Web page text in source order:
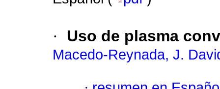
· Uso de plasma
Macedo-Reynada, J.